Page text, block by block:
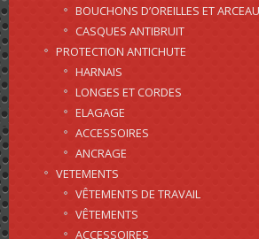
BOUCHONS D’OREILLES ET
CASQUES ANTIBRUIT
PROTECTION ANTICHUTE
HARNAIS
LONGES ET CORDES
ELAGAGE
ACCESSOIRES
ANCRAGE
VETEMENTS
VÊTEMENTS DE TRAVAIL
VÊTEMENTS
ACCESSOIRES